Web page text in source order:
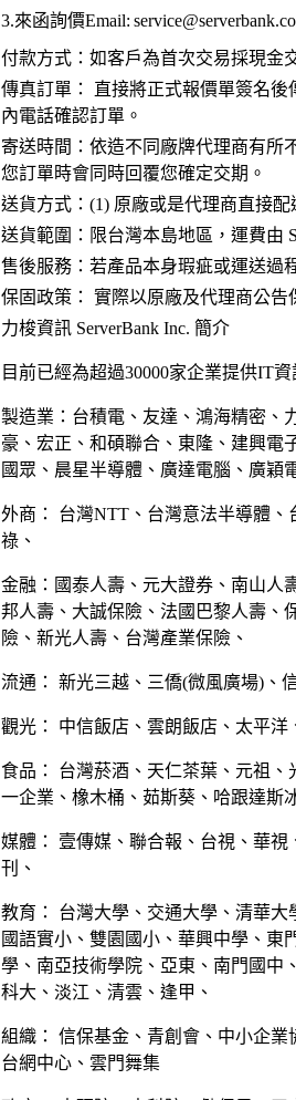
3.來函詢價Email:
付款方式：如客戶為首次交易採現金
傳真訂單： 直接將正式報價單簽名後
內電話確認訂單。
寄送時間：依造不同廠牌代理商有所
您訂單時會同時回覆您確定交期。
送貨方式：(1) 原廠或是代理商直接配
送貨範圍：限台灣本島地區，運費由
售後服務：若產品本身瑕疵或運送過
保固政策： 實際以原廠及代理商公告
力梭資訊 ServerBank Inc. 簡介
目前已經為超過30000家企業提供IT
製造業：台積電、友達、鴻海精密、
豪、宏正、和碩聯合、東隆、建興電
國眾、晨星半導體、廣達電腦、廣穎
外商： 台灣NTT、台灣意法半導體、
祿、
金融：國泰人壽、元大證券、南山人
邦人壽、大誠保險、法國巴黎人壽、
險、新光人壽、台灣產業保險、
流通： 新光三越、三僑(微風廣場)、
觀光： 中信飯店、雲朗飯店、太平
食品： 台灣菸酒、天仁茶葉、元祖
一企業、橡木桶、茹斯葵、哈跟達斯
媒體： 壹傳媒、聯合報、台視、華
刊、
教育： 台灣大學、交通大學、清華
國語實小、雙園國小、華興中學、東
學、南亞技術學院、亞東、南門國中
科大、淡江、清雲、逢甲、
組織： 信保基金、青創會、中小企
台網中心、雲門舞集